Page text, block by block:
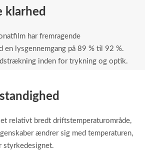
klarhed
har fremragende
en lysgennemgang på 89 % til 92 %.
inden for trykning og optik.
relativt bredt driftstemperaturområde,
ændrer sig med temperaturen,
styrkedesignet.